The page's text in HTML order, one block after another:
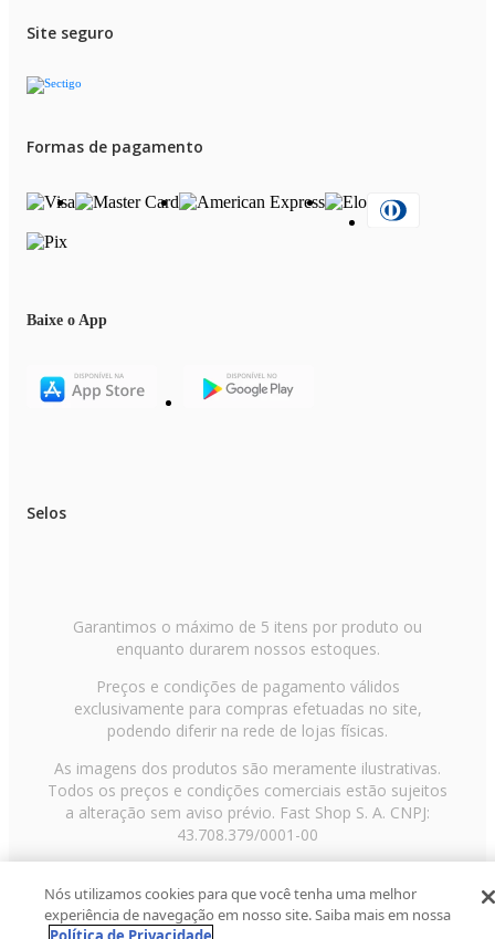
Site seguro
Formas de pagamento
Baixe o App
Selos
Garantimos o máximo de 5 itens por produto ou
enquanto durarem nossos estoques.
Preços e condições de pagamento válidos
exclusivamente para compras efetuadas no site,
podendo diferir na rede de lojas físicas.
As imagens dos produtos são meramente ilustrativas.
Todos os preços e condições comerciais estão sujeitos
a alteração sem aviso prévio. Fast Shop S. A. CNPJ:
43.708.379/0001-00
Paulo/SP, CEP 02029-001, Telefone: 11 3003-3728 ©
2013 Fast Shop - Todos os direitos reservadosRF
Nós utilizamos cookies para que você tenha uma melhor
experiência de navegação em nosso site. Saiba mais em nossa